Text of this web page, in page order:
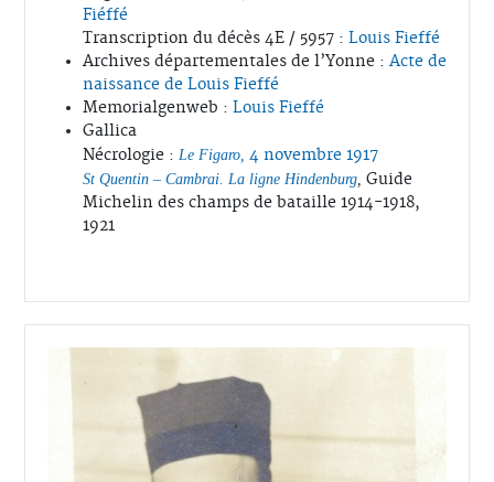
Fiéffé
Transcription du décès 4E / 5957 : Louis Fieffé
Archives départementales de l’Yonne : Acte de
naissance de Louis Fieffé
Memorialgenweb : Louis Fieffé
Gallica
Nécrologie : Le Figaro, 4 novembre 1917
St Quentin – Cambrai. La ligne Hindenburg Guide
Michelin des champs de bataille 1914-1918,
1921